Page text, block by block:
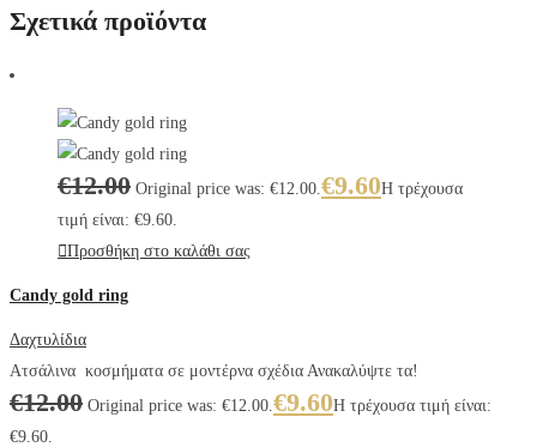
Σχετικά προϊόντα
€12.00 Original price was: €12.00. €9.60Η τρέχουσα
τιμή είναι: €9.60.
Προσθήκη στο καλάθι σας
Candy gold ring
Δαχτυλίδια
Ατσάλινα κοσμήματα σε μοντέρνα σχέδια Ανακαλύψτε τα!
€12.00 Original price was: €12.00. €9.60Η τρέχουσα τιμή είναι:
€9.60.